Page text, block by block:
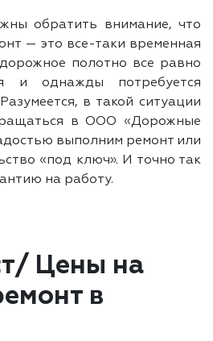
обратить внимание, что
— это все-таки временная
полотно все равно
и однажды потребуется
в такой ситуации
в ООО «Дорожные
выполним ремонт или
«под ключ». И точно так
на работу.
Цены на
в